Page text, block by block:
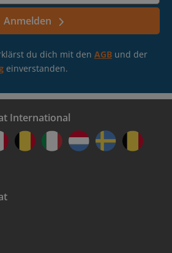
Adresse
Anmelden
du dich mit den AGB und der
einverstanden.
International